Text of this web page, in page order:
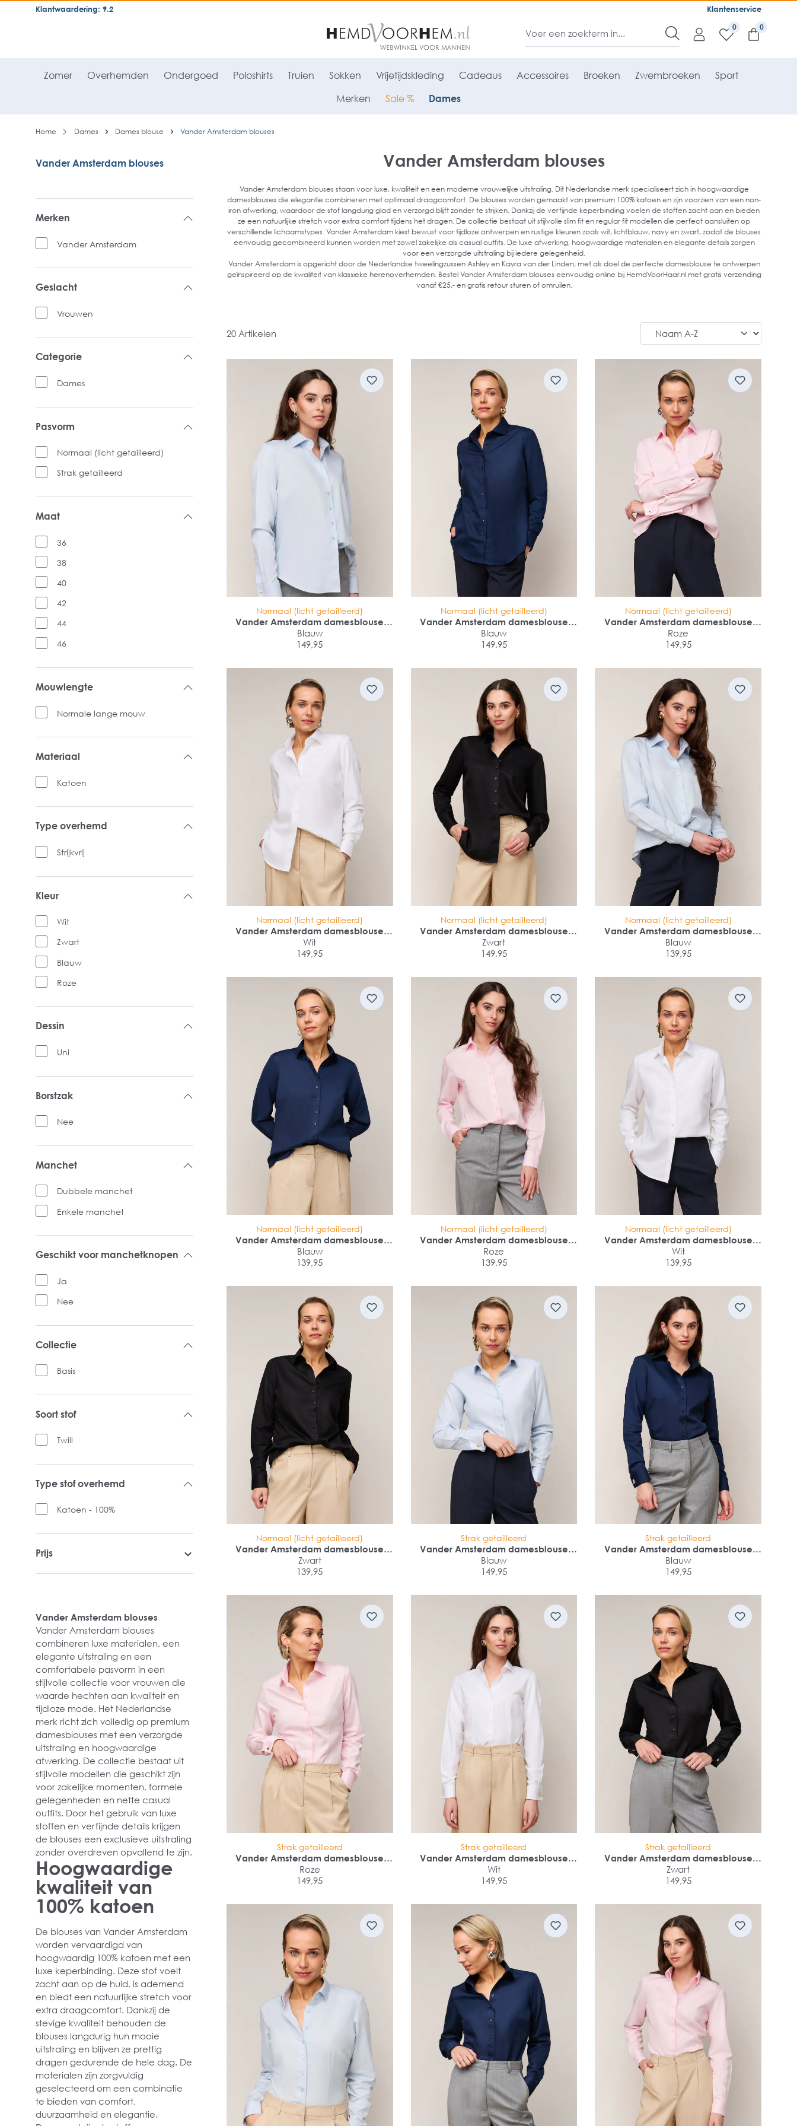
general.skipToNavigation Klantenservice
Klantwaardering: 9.2
0
Zomer Overhemden Ondergoed Poloshirts Truien Sokken Vrijetijdskleding Cadeaus Accessoires Broeken Zwembroeken Sport
Merken Sale % Dames
Home Dames Dames blouse Vander Amsterdam blouses
Vander Amsterdam blouses
Merken
Vander Amsterdam
Geslacht
Vrouwen
Categorie
Dames
Pasvorm
Normaal (licht getailleerd)
Strak getailleerd
Maat
36
38
40
42
44
46
Mouwlengte
Normale lange mouw
Materiaal
Katoen
Type overhemd
Strijkvrij
Kleur
Wit
Zwart
Blauw
Roze
Dessin
Uni
Borstzak
Nee
Manchet
Dubbele manchet
Enkele manchet
Geschikt voor manchetknopen
Ja
Nee
Collectie
Basis
Soort stof
Twill
Type stof overhemd
Katoen - 100%
Prijs
Vander Amsterdam blouses
Vander Amsterdam blouses
combineren luxe materialen, een
elegante uitstraling en een
comfortabele pasvorm in een
stijlvolle collectie voor vrouwen die
waarde hechten aan kwaliteit en
tijdloze mode. Het Nederlandse
merk richt zich volledig op premium
damesblouses met een verzorgde
uitstraling en hoogwaardige
afwerking. De collectie bestaat uit
stijlvolle modellen die geschikt zijn
voor zakelijke momenten, formele
gelegenheden en nette casual
outfits. Door het gebruik van luxe
stoffen en verfijnde details krijgen
de blouses een exclusieve uitstraling
zonder overdreven opvallend te zijn.
Hoogwaardige
kwaliteit van
100% katoen
De blouses van Vander Amsterdam
worden vervaardigd van
hoogwaardig 100% katoen met een
luxe keperbinding. Deze stof voelt
zacht aan op de huid, is ademend
en biedt een natuurlijke stretch voor
extra draagcomfort. Dankzij de
stevige kwaliteit behouden de
blouses langdurig hun mooie
uitstraling en blijven ze prettig
dragen gedurende de hele dag. De
materialen zijn zorgvuldig
geselecteerd om een combinatie
te bieden van comfort,
duurzaamheid en elegantie.
Vander Amsterdam blouses
Vander Amsterdam blouses staan voor luxe, kwaliteit en een moderne vrouwelijke uitstraling. Dit Nederlandse merk specialiseert zich in hoogwaardige
damesblouses die elegantie combineren met optimaal draagcomfort. De blouses worden gemaakt van premium 100% katoen en zijn voorzien van een non-
iron afwerking, waardoor de stof langdurig glad en verzorgd blijft zonder te strijken. Dankzij de verfijnde keperbinding voelen de stoffen zacht aan en bieden
ze een natuurlijke stretch voor extra comfort tijdens het dragen. De collectie bestaat uit stijlvolle slim fit en regular fit modellen die perfect aansluiten op
verschillende lichaamstypes. Vander Amsterdam kiest bewust voor tijdloze ontwerpen en rustige kleuren zoals wit, lichtblauw, navy en zwart, zodat de blouses
eenvoudig gecombineerd kunnen worden met zowel zakelijke als casual outfits. De luxe afwerking, hoogwaardige materialen en elegante details zorgen
voor een verzorgde uitstraling bij iedere gelegenheid.
Vander Amsterdam is opgericht door de Nederlandse tweelingzussen Ashley en Kayra van der Linden, met als doel de perfecte damesblouse te ontwerpen
geïnspireerd op de kwaliteit van klassieke herenoverhemden. Bestel Vander Amsterdam blouses eenvoudig online bij HemdVoorHaar.nl met gratis verzending
vanaf €25,- en gratis retour sturen of omruilen.
20 Artikelen
Normaal (licht getailleerd)
Vander Amsterdam damesblouse
regular fit dubbele manchet
Blauw
149,95
Normaal (licht getailleerd)
Vander Amsterdam damesblouse
regular fit dubbele manchet
Blauw
149,95
Normaal (licht getailleerd)
Vander Amsterdam damesblouse
regular fit dubbele manchet
Roze
149,95
Normaal (licht getailleerd)
Vander Amsterdam damesblouse
regular fit dubbele manchet
Wit
149,95
Normaal (licht getailleerd)
Vander Amsterdam damesblouse
regular fit dubbele manchet
Zwart
149,95
Normaal (licht getailleerd)
Vander Amsterdam damesblouse
regular fit enkele manchet
Blauw
139,95
Normaal (licht getailleerd)
Vander Amsterdam damesblouse
regular fit enkele manchet
Blauw
139,95
Normaal (licht getailleerd)
Vander Amsterdam damesblouse
regular fit enkele manchet
Roze
139,95
Normaal (licht getailleerd)
Vander Amsterdam damesblouse
regular fit enkele manchet
Wit
139,95
Normaal (licht getailleerd)
Vander Amsterdam damesblouse
regular fit enkele manchet
Zwart
139,95
Strak getailleerd
Vander Amsterdam damesblouse
slim fit dubbele manchet
Blauw
149,95
Strak getailleerd
Vander Amsterdam damesblouse
slim fit dubbele manchet
Blauw
149,95
Strak getailleerd
Vander Amsterdam damesblouse
slim fit dubbele manchet
Roze
149,95
Strak getailleerd
Vander Amsterdam damesblouse
slim fit dubbele manchet
Wit
149,95
Strak getailleerd
Vander Amsterdam damesblouse
slim fit dubbele manchet
Zwart
149,95